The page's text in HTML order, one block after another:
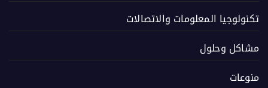
تكنولوجيا المعلومات والاتصالات
مشاكل وحلول
منوعات